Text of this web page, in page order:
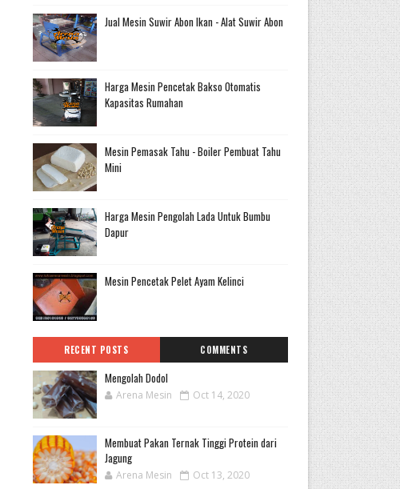
Jual Mesin Suwir Abon Ikan - Alat Suwir Abon
Harga Mesin Pencetak Bakso Otomatis
Kapasitas Rumahan
Mesin Pemasak Tahu - Boiler Pembuat Tahu
Mini
Harga Mesin Pengolah Lada Untuk Bumbu
Dapur
Mesin Pencetak Pelet Ayam Kelinci
RECENT POSTS COMMENTS
Mengolah Dodol
Arena Mesin Oct 14, 2020
Membuat Pakan Ternak Tinggi Protein dari
Jagung
Arena Mesin Oct 13, 2020